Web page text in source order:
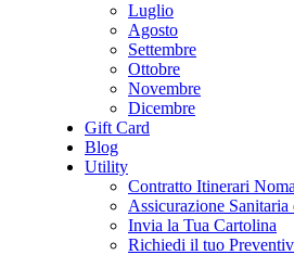
Luglio
Agosto
Settembre
Ottobre
Novembre
Dicembre
Gift Card
Blog
Utility
Contratto Itinerari
Assicurazione
Invia la Tua Cartolina
Richiedi il tuo